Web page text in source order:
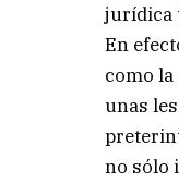
jurídica
En
como
unas
no sólo